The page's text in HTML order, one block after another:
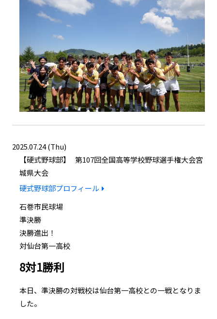
2025.07.24 (Thu)
硬式野球部
第107回全国高等学校野球選手権大会宮
城県大会
硬式野球部プロフィール
石巻市民球場
準決勝
決勝進出！
対仙台第一高校
8対1勝利
本日、準決勝の対戦校は仙台第一高校との一戦となりま
した。